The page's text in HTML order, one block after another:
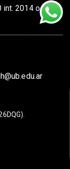
2014 o 2020